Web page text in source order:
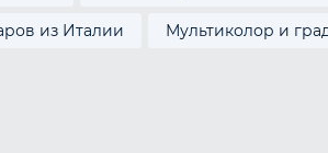
из Италии Мультиколор и